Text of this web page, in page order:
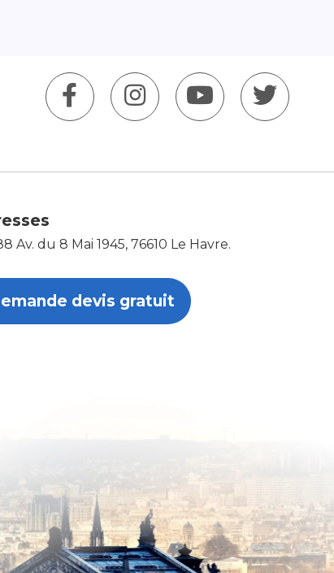
Av. du 8 Mai 1945, 76610 Le Havre.
devis gratuit